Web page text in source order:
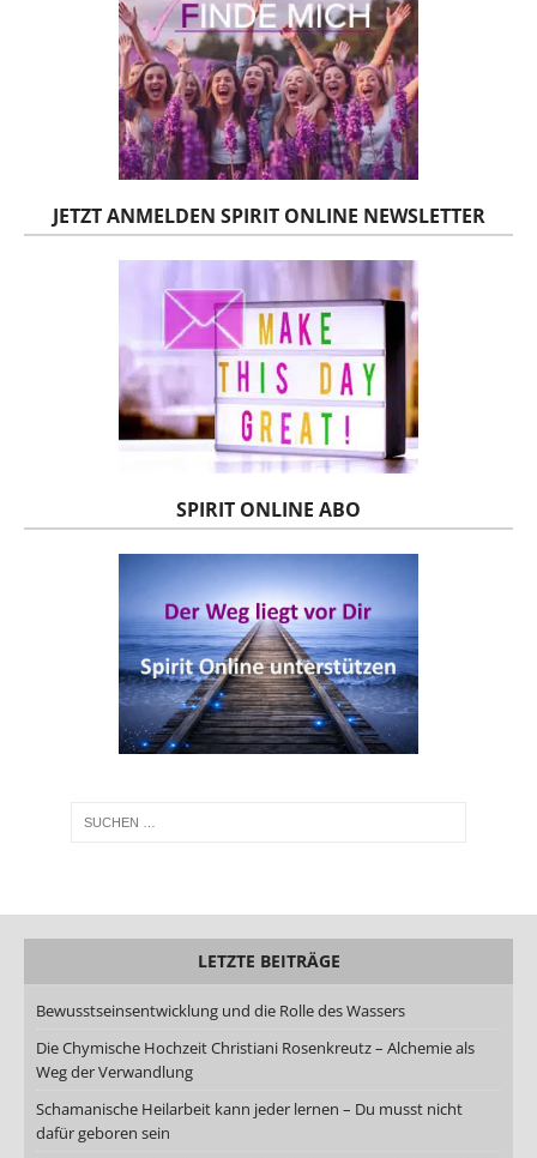
JETZT ANMELDEN SPIRIT ONLINE NEWSLETTER
SPIRIT ONLINE ABO
LETZTE BEITRÄGE
Bewusstseinsentwicklung und die Rolle des Wassers
Die Chymische Hochzeit Christiani Rosenkreutz – Alchemie als
Weg der Verwandlung
Schamanische Heilarbeit kann jeder lernen – Du musst nicht
dafür geboren sein